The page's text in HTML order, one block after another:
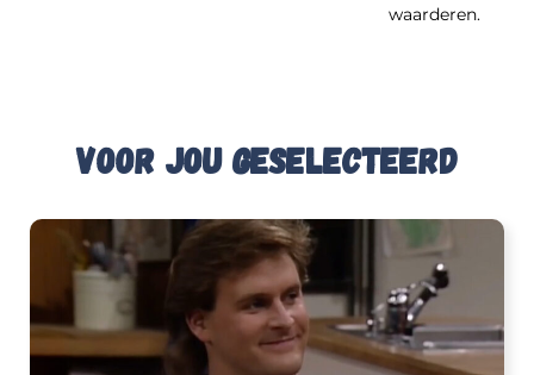
waarderen.
Voor jou geselecteerd